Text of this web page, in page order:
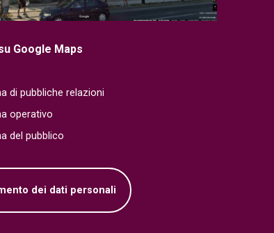
Google Maps
di pubbliche relazioni
operativo
del pubblico
dei dati personali